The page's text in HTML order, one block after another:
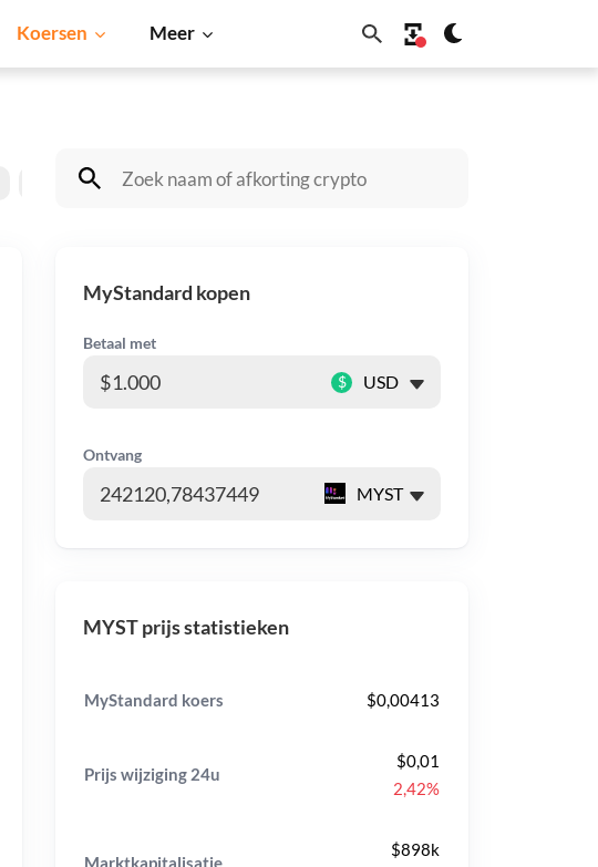
Koersen Meer
Shiba Inu Dogecoin Solana BNB
MyStandard kopen
Betaal met
$
Ontvang
MYST prijs statistieken
MyStandard koers $0,00413
Prijs wijziging 24u
$0,01
2,42%
Marktkapitalisatie
$898k